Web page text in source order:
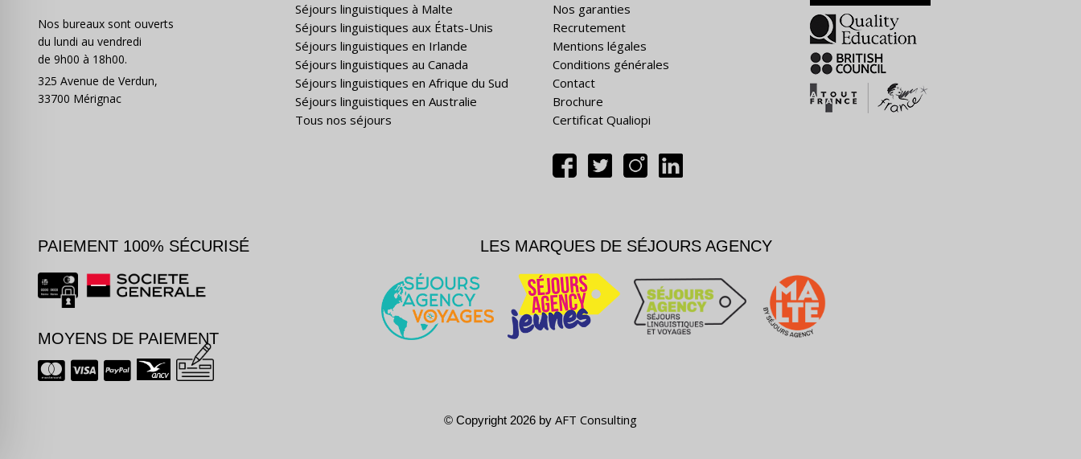
Nos bureaux sont ouverts
du lundi au vendredi
de 9h00 à 18h00.
325 Avenue de Verdun,
33700 Mérignac
Séjours linguistiques à Malte
Séjours linguistiques aux États-Unis
Séjours linguistiques en Irlande
Séjours linguistiques au Canada
Séjours linguistiques en Afrique du Sud
Séjours linguistiques en Australie
Tous nos séjours
Nos garanties
Recrutement
Mentions légales
Conditions générales
Contact
Brochure
Certificat Qualiopi
PAIEMENT 100% SÉCURISÉ
MOYENS DE PAIEMENT
LES MARQUES DE SÉJOURS AGENCY
© Copyright 2026 by AFT Consulting